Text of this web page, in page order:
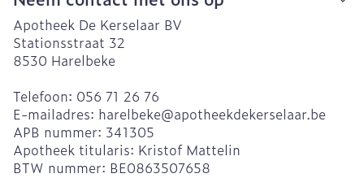
Apotheek De Kerselaar BV
Stationsstraat 32
8530 Harelbeke
Telefoon: 056 71 26 76
E-mailadres: harelbeke@apotheekdekerselaar.be
APB nummer: 341305
Apotheek titularis: Kristof Mattelin
BTW nummer: BE0863507658